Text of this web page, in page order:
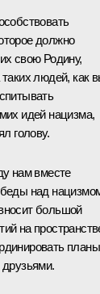
должно
свою Родину,
людей, как
идей нацизма,
голову.
нам вместе
над
большой
на
планы
друзьями.